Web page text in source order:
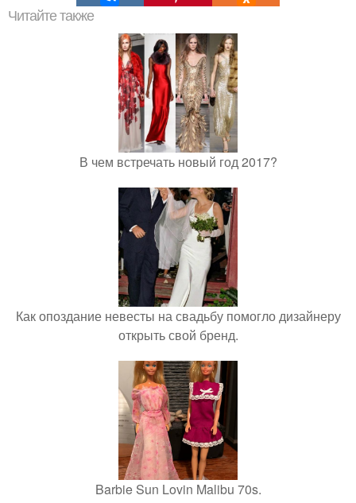
Читайте также
В чем встречать новый год 2017?
Как опоздание невесты на свадьбу помогло дизайнеру
открыть свой бренд.
Barbie Sun Lovin Malibu 70s.